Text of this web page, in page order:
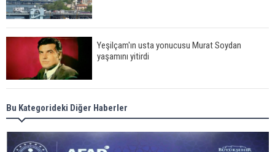
Yeşilçam'ın usta yonucusu Murat Soydan
yaşamını yitirdi
Meral Akşener ile Müsavat Dervişoğlu cenazede
görüntülendi
Bu Kategorideki Diğer Haberler